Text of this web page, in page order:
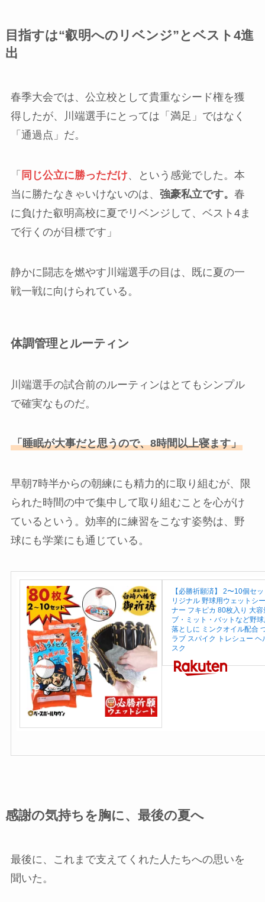
目指すは“叡明へのリベンジ”とベスト4進
出
春季大会では、公立校として貴重なシード権を獲
得したが、川端選手にとっては「満足」ではなく
「通過点」だ。
「 同じ公立に勝っただけ、という感覚でした。本
当に勝たなきゃいけないのは、 強豪私立です。 春
に負けた叡明高校に夏でリベンジして、ベスト4ま
で行くのが目標です」
静かに闘志を燃やす川端選手の目は、既に夏の一
戦一戦に向けられている。
体調管理とルーティン
川端選手の試合前のルーティンはとてもシンプル
で確実なものだ。
「睡眠が大事だと思うので、8時間以上寝ます」
早朝7時半からの朝練にも精力的に取り組むが、限
られた時間の中で集中して取り組むことを心がけ
ているという。効率的に練習をこなす姿勢は、野
球にも学業にも通じている。
【必勝祈願済】 2〜10個セ
リジナル 野球用ウェットシ
ナー フキピカ 80枚入り 大容
ブ・ミット・バットなど野
落としに ミンクオイル配合
ラブ スパイク トレシュー ヘ
スク
感謝の気持ちを胸に、最後の夏へ
最後に、これまで支えてくれた人たちへの思いを
聞いた。